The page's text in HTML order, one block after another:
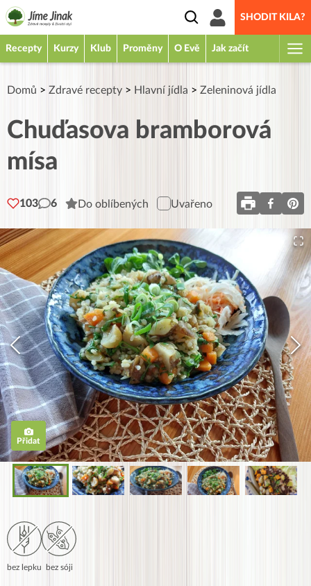
SHODIT KILA?
Recepty Kurzy Klub Proměny O Evě Jak začít
Domů > Zdravé recepty > Hlavní jídla > Zeleninová jídla
Chuďasova bramborová
mísa
103 6 Do oblíbených Uvařeno
Přidat
bez lepku bez sóji